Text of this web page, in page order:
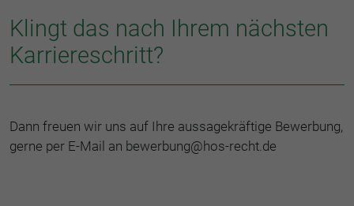
Klingt das nach Ihrem nächsten
Karriereschritt?
Dann freuen wir uns auf Ihre aussagekräftige Bewerbung,
gerne per E-Mail an bewerbung@hos-recht.de